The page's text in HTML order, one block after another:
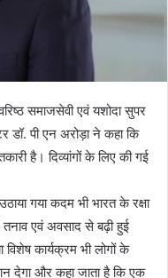
समाजसेवी एवं यशोदा सुपर
डॉ. पी एन अरोड़ा ने कहा कि
है। दिव्यांगों के लिए की गई
गया कदम भी भारत के रक्षा
एवं अवसाद से बढ़ी हुई
विशेष कार्यक्रम भी लोगों के
देगा और कहा जाता है कि एक